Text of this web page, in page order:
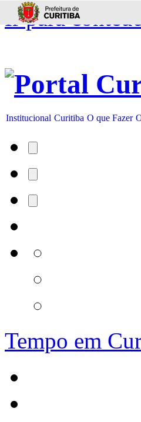
Ir para
Institucional Curitiba O que Fazer
Tempo em